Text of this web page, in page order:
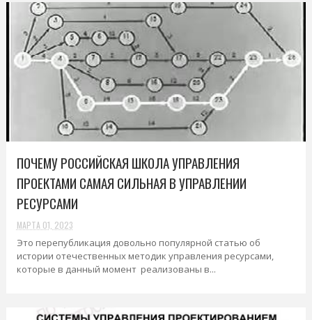
ПОЧЕМУ РОССИЙСКАЯ ШКОЛА УПРАВЛЕНИЯ
ПРОЕКТАМИ САМАЯ СИЛЬНАЯ В УПРАВЛЕНИИ
РЕСУРСАМИ
МАРТА 01, 2023
Это перепубликация довольно популярной статью об
истории отечественных методик управления ресурсами,
которые в данный момент реализованы в...